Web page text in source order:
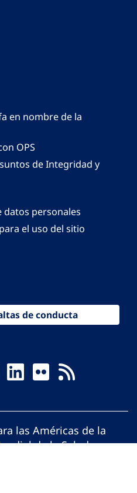
en nombre de la
OPS
de Integridad y
datos personales
el uso del sitio
de conducta
las Américas de la
de la Salud